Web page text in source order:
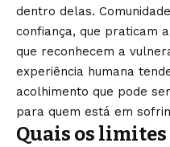
dentro delas.
confiança, que praticam
que reconhecem a
experiência humana
acolhimento que pode
para quem está em
Quais os